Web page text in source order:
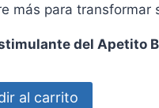
más para transformar
del Apetito
al carrito